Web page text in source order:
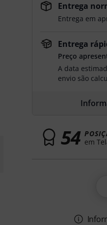
Entrega
Entrega em
Entrega
Preço
A data
envio são
54 em